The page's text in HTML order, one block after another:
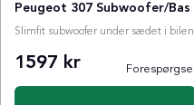
Peugeot 307 Subwoofer/Bas
Slimfit subwoofer under sædet i bilen
1597 kr Forespørgsel